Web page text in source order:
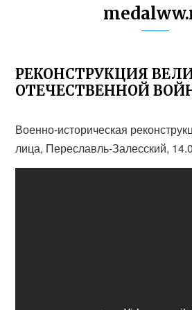
РЕКОНСТРУКЦИЯ
ОТЕЧЕСТВЕННОЙ
Военно-историческая
лица, Переславль-Залесский,